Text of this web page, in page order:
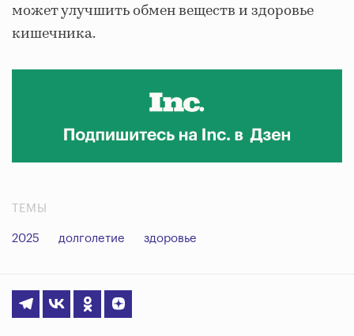
может улучшить обмен веществ и здоровье
кишечника.
ТЕМЫ
2025 долголетие здоровье